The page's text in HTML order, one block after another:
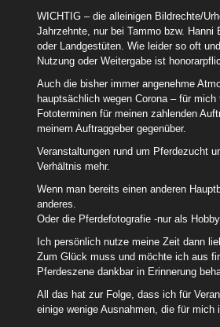
WICHTIG – die alleinigen Bildrechte/
Jahrzehnte, nur bei Tammo bzw.
oder Landgestüten. Wie leider so oft
Nutzung oder Weitergabe ist
Auch die bisher immer angenehme
hauptsächlich wegen Corona – für
Fototerminen für meinen zahlenden
meinem Auftraggeber gegenüber.
Veranstaltungen rund um Pferdezucht
Verhältnis mehr.
Wenn man bereits einen anderen
anderes.
Oder die Pferdefotografie -nur als
Ich persönlich nutze meine Zeit dann
Zum Glück muss und möchte ich aus
Pferdeszene dankbar in Erinnerung
All das hat zur Folge, dass ich für
einige wenige Ausnahmen, die für